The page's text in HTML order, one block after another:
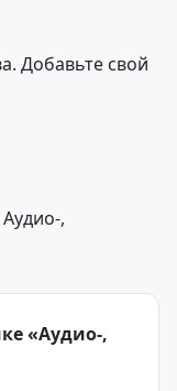
Добавьте свой
,
«Аудио-,